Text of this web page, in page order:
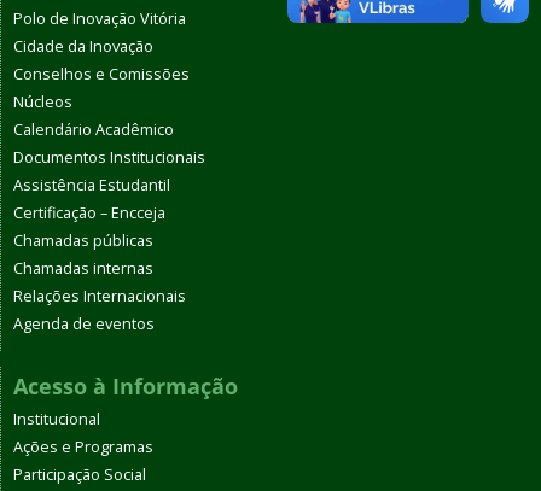
Polo de Inovação Vitória
Cidade da Inovação
Conselhos e Comissões
Núcleos
Calendário Acadêmico
Documentos Institucionais
Assistência Estudantil
Certificação – Encceja
Chamadas públicas
Chamadas internas
Relações Internacionais
Agenda de eventos
Acesso à Informação
Institucional
Ações e Programas
Participação Social